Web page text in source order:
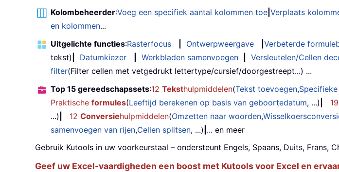
Kolombeheerder:Voeg een specifiek aantal kolommen toe Verplaats
en kolommen...
Uitgelichte functies:Rasterfocus Ontwerpweergave Verbeterde
tekst)
Datumkiezer Werkbladen samenvoegen Versleutelen/Cellen
filter(Filter cellen met vetgedrukt lettertype/cursief/doorgestreept...) ...
Top 15 gereedschapssets:12 Teksthulpmiddelen(Tekst toevoegen,
Praktische formules(Leeftijd berekenen op basis van geboortedatum, ...) 19
...)
12 Conversiehulpmiddelen(Omzetten naar woorden,
samenvoegen van rijen,Cellen splitsen, ...) ... en meer
Gebruik Kutools in uw voorkeurstaal – ondersteunt Engels, Spaans, Duits, Frans,
Geef uw Excel-vaardigheden een boost met Kutools voor Excel en